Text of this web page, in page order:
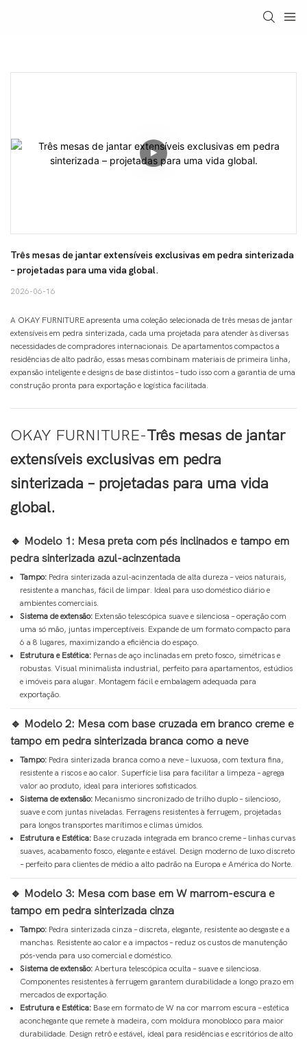
Três mesas de jantar extensíveis exclusivas em pedra sinterizada
– projetadas para uma vida global.
2026-06-16
A OKAY FURNITURE apresenta uma coleção selecionada de três mesas de jantar
extensíveis em pedra sinterizada, cada uma projetada para atender às diversas
necessidades de compradores internacionais. De apartamentos compactos a
residências de alto padrão, essas mesas combinam materiais de primeira linha,
expansão inteligente e designs de base distintos – tudo isso com a garantia de uma
construção pronta para exportação e logística facilitada.
OKAY FURNITURE-Três mesas de jantar
extensíveis exclusivas em pedra
sinterizada – projetadas para uma vida
global.
🔹 Modelo 1: Mesa preta com pés inclinados e tampo em
pedra sinterizada azul-acinzentada
Tampo: Pedra sinterizada azul-acinzentada de alta dureza – veios naturais,
resistente a manchas, fácil de limpar. Ideal para uso doméstico diário e
ambientes comerciais.
Sistema de extensão: Extensão telescópica suave e silenciosa – operação com
uma só mão, juntas imperceptíveis. Expande de um formato compacto para
6 a 8 lugares, maximizando a eficiência do espaço.
Estrutura e Estética: Pernas de aço inclinadas em preto fosco, simétricas e
robustas. Visual minimalista industrial, perfeito para apartamentos, estúdios
e imóveis para alugar. Montagem fácil e embalagem adequada para
exportação.
🔹 Modelo 2: Mesa com base cruzada em branco creme e
tampo em pedra sinterizada branca como a neve
Tampo: Pedra sinterizada branca como a neve – luxuosa, com textura fina,
resistente a riscos e ao calor. Superfície lisa para facilitar a limpeza – agrega
valor ao produto, ideal para interiores sofisticados.
Sistema de extensão: Mecanismo sincronizado de trilho duplo – silencioso,
suave e com juntas niveladas. Ferragens resistentes à ferrugem, projetadas
para longos transportes marítimos e climas úmidos.
Estrutura e Estética: Base cruzada integrada em branco creme – linhas curvas
suaves, acabamento fosco, elegante e estável. Design moderno de luxo discreto
– perfeito para clientes de médio a alto padrão na Europa e América do Norte.
🔹 Modelo 3: Mesa com base em W marrom-escura e
tampo em pedra sinterizada cinza
Tampo: Pedra sinterizada cinza – discreta, elegante, resistente ao desgaste e a
manchas. Resistente ao calor e a impactos – reduz os custos de manutenção
pós-venda para uso comercial e doméstico.
Sistema de extensão: Abertura telescópica oculta – suave e silenciosa.
Componentes resistentes à ferrugem garantem durabilidade a longo prazo em
mercados de exportação.
Estrutura e Estética: Base em formato de W na cor marrom escura – estética
aconchegante que remete à madeira, com moldura monobloco para maior
durabilidade. Design retrô e estável, ideal para residências e escritórios de alto